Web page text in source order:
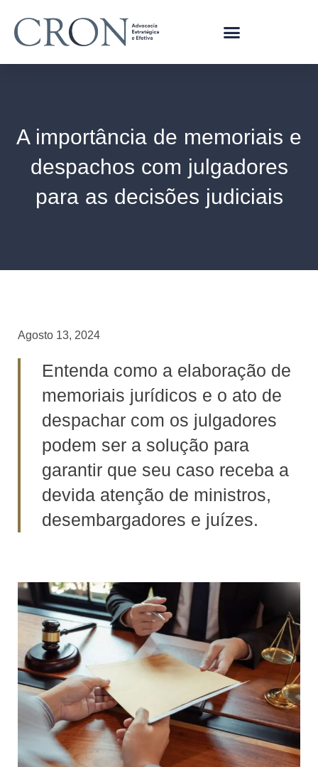
A importância de memoriais e
despachos com julgadores
para as decisões judiciais
Agosto 13, 2024
Entenda como a elaboração de
memoriais jurídicos e o ato de
despachar com os julgadores
podem ser a solução para
garantir que seu caso receba a
devida atenção de ministros,
desembargadores e juízes.